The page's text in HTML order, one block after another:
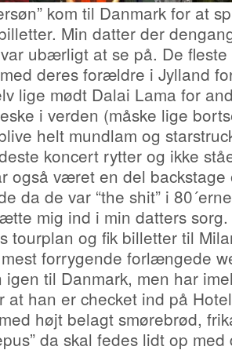
kom til Danmark for at
Min datter der
ubærligt at se på. De
deres forældre i Jylland
lige mødt Dalai Lama for
i verden (måske lige
helt mundlam og
koncert rytter og ikke
også været en del
da de var “the shit” i
mig ind i min datters
tourplan og fik billetter til
forrygende forlængede
igen til Danmark, men har
at han er checket ind på
højt belagt smørebrød,
da skal fedes lidt op